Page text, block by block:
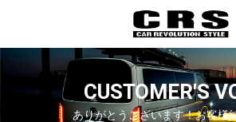
CUSTOMER'S
ありがとうございます！お客様